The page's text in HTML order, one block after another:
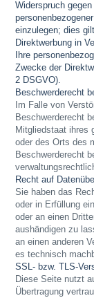
Widerspruch
einzulegen; dies
Direktwerbung in
Ihre
Zwecke der
2 DSGVO).
Beschwerderecht
Im Falle von
Beschwerderecht
Mitgliedstaat ihres
oder des Orts des
Beschwerderecht
Recht auf
Sie haben das
oder in Erfüllung
oder an einen
aushändigen zu
an einen anderen
es technisch
SSL- bzw. TLS-
Diese Seite nutzt
Übertragung